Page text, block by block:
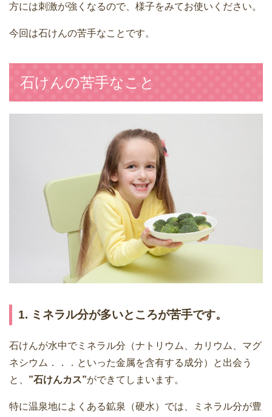
方には刺激が強くなるので、様子をみてお使いください。
今回は石けんの苦手なことです。
石けんの苦手なこと
1. ミネラル分が多いところが苦手です。
石けんが水中でミネラル分（ナトリウム、カリウム、マグ
ネシウム．．．といった金属を含有する成分）と出会う
と、 ”石けんカス”ができてしまいます。
特に温泉地によくある鉱泉（硬水）では、ミネラル分が豊